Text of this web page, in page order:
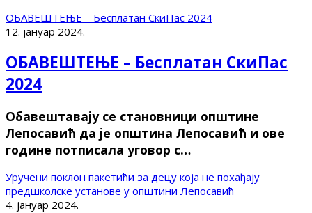
ОБАВЕШТЕЊЕ – Бесплатан СкиПас 2024
12. јануар 2024.
ОБАВЕШТЕЊЕ – Бесплатан СкиПас
2024
Обавештавају се становници општине
Лепосавић да је општина Лепосавић и ове
године потписала уговор с…
Уручени поклон пакетићи за децу која не похађају
предшколске установе у општини Лепосавић
4. јануар 2024.